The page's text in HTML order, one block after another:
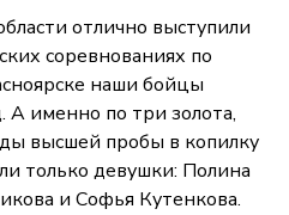
отлично выступили
соревнованиях по
наши бойцы
А именно по три золота,
высшей пробы в копилку
только девушки: Полина
и Софья Кутенкова.